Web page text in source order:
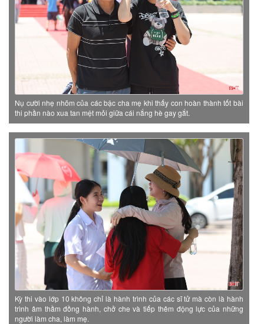
Nụ cười nhẹ nhõm của các bậc cha mẹ khi thấy con hoàn thành tốt bài
thi phần nào xua tan mệt mỏi giữa cái nắng hè gay gắt.
Kỳ thi vào lớp 10 không chỉ là hành trình của các sĩ tử mà còn là hành
trình âm thầm đồng hành, chở che và tiếp thêm động lực của những
người làm cha, làm mẹ.